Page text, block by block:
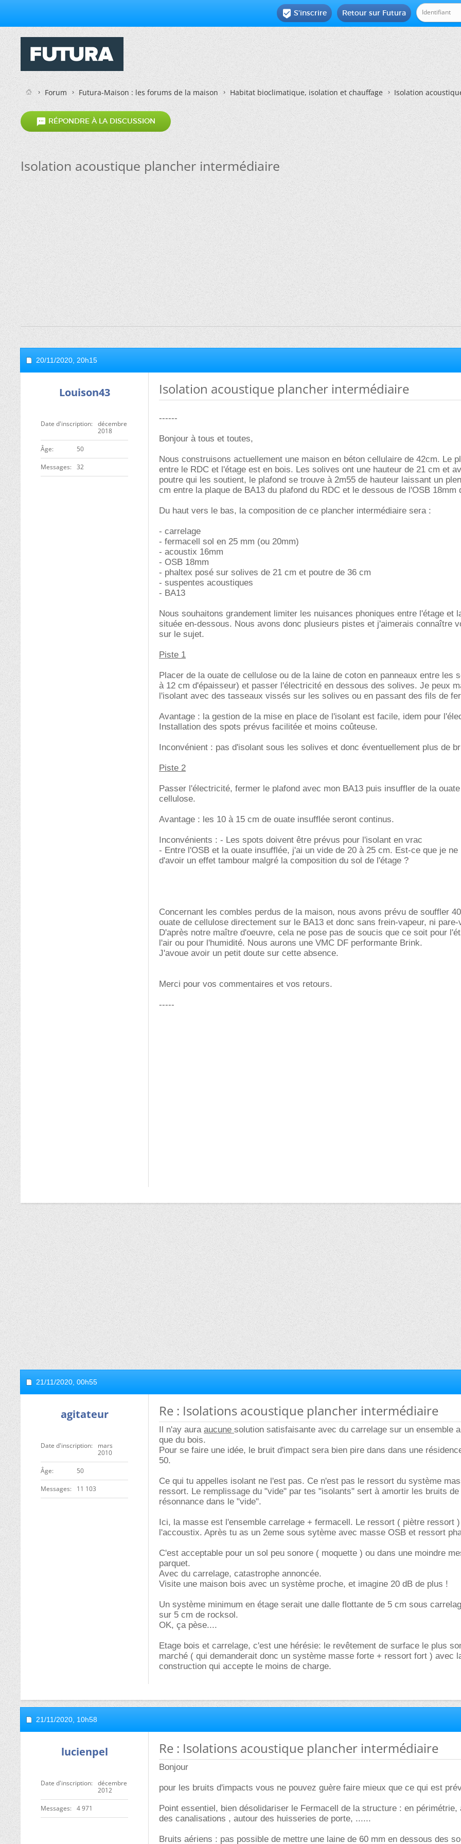
Retour sur Futura
 S'inscrire
Forum Futura-Maison : les forums de la maison Habitat bioclimatique, isolation et chauffage Isolation
 RÉPONDRE À LA DISCUSSION
Isolation acoustique plancher intermédiaire
20/11/2020, 20h15
Louison43
Date d'inscription
décembre
2018
ge 50
Messages 32
Isolation acoustique plancher intermédiaire
------
Bonjour à tous et toutes,
Nous construisons actuellement une maison en béton cellulaire de 42cm. Le
entre le RDC et l'étage est en bois. Les solives ont une hauteur de 21 cm et
poutre qui les soutient, le plafond se trouve à 2m55 de hauteur laissant un
cm entre la plaque de BA13 du plafond du RDC et le dessous de l'OSB 18mm
Du haut vers le bas, la composition de ce plancher intermédiaire sera :
- carrelage
- fermacell sol en 25 mm (ou 20mm)
- acoustix 16mm
- OSB 18mm
- phaltex posé sur solives de 21 cm et poutre de 36 cm
- suspentes acoustiques
- BA13
Nous souhaitons grandement limiter les nuisances phoniques entre l'étage et
située en-dessous. Nous avons donc plusieurs pistes et j'aimerais connaître
sur le sujet.
Piste 1
Placer de la ouate de cellulose ou de la laine de coton en panneaux entre les
à 12 cm d'épaisseur) et passer l'électricité en dessous des solives. Je peux
l'isolant avec des tasseaux vissés sur les solives ou en passant des fils de
Avantage : la gestion de la mise en place de l'isolant est facile, idem pour
Installation des spots prévus facilitée et moins coûteuse.
Inconvénient : pas d'isolant sous les solives et donc éventuellement plus de
Piste 2
Passer l'électricité, fermer le plafond avec mon BA13 puis insuffler de la
cellulose.
Avantage : les 10 à 15 cm de ouate insufflée seront continus.
Inconvénients : - Les spots doivent être prévus pour l'isolant en vrac
- Entre l'OSB et la ouate insufflée, j'ai un vide de 20 à 25 cm. Est-ce que je ne
d'avoir un effet tambour malgré la composition du sol de l'étage ?
Concernant les combles perdus de la maison, nous avons prévu de souffler
ouate de cellulose directement sur le BA13 et donc sans frein-vapeur, ni pare-
D'après notre maître d'oeuvre, cela ne pose pas de soucis que ce soit pour
l'air ou pour l'humidité. Nous aurons une VMC DF performante Brink.
J'avoue avoir un petit doute sur cette absence.
Merci pour vos commentaires et vos retours.
-----
21/11/2020, 00h55
agitateur
Date d'inscription
mars
2010
ge 50
Messages 11 103
Re : Isolations acoustique plancher intermédiaire
Il n'ay aura aucune solution satisfaisante avec du carrelage sur un ensemble
que du bois.
Pour se faire une idée, le bruit d'impact sera bien pire dans dans une
50.
Ce qui tu appelles isolant ne l'est pas. Ce n'est pas le ressort du système
ressort. Le remplissage du "vide" par tes "isolants" sert à amortir les bruits de
résonnance dans le "vide".
Ici, la masse est l'ensemble carrelage + fermacell. Le ressort ( piètre ressort
l'accoustix. Après tu as un 2eme sous sytème avec masse OSB et ressort
C'est acceptable pour un sol peu sonore ( moquette ) ou dans une moindre
parquet.
Avec du carrelage, catastrophe annoncée.
Visite une maison bois avec un système proche, et imagine 20 dB de plus !
Un système minimum en étage serait une dalle flottante de 5 cm sous
sur 5 cm de rocksol.
OK, ça pèse....
Etage bois et carrelage, c'est une hérésie: le revêtement de surface le plus
marché ( qui demanderait donc un système masse forte + ressort fort ) avec
construction qui accepte le moins de charge.
21/11/2020, 10h58
lucienpel
Date d'inscription
décembre
2012
Messages 4 971
Re : Isolations acoustique plancher intermédiaire
Bonjour
pour les bruits d'impacts vous ne pouvez guère faire mieux que ce qui est
Point essentiel, bien désolidariser le Fermacell de la structure : en périmétrie,
des canalisations , autour des huisseries de porte, ......
Bruits aériens : pas possible de mettre une laine de 60 mm en dessous des